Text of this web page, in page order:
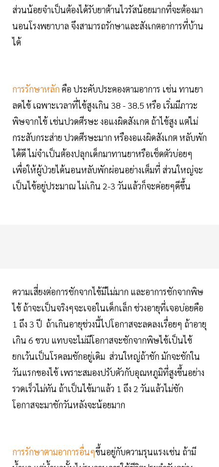
ส่วนน้อยจำเป็นต้องได้รับยาต้านไวรัสน้อยมากที่จะต้องมา
นอนโรงพยาบาล จึงสามารถรักษาและสังเกตอาการที่บ้าน
ได้
การรักษาหลัก คือ ประคับประคองตามอาการ เช่น ทานยา
ลดไข้ เฉพาะเวลาที่ไข้สูงเกิน 38 - 38.5 หรือ เริ่มมีภาวะ
พิษจากไข้ เช่นปวดศีรษะ งอแงผิดสังเกต ถ้าไข้สูง แต่ไม่
กระสับกระส่าย ปวดศีรษะมาก หรืองอแงผิดสังเกต หลับพัก
ได้ดี ไม่จำเป็นต้องปลุกเด็กมาทานยาหรือเช็ดตัวบ่อยๆ
เพื่อให้ผู้ป่วยได้นอนหลับพักผ่อนอย่างเต็มที่ ส่วนใหญ่จะ
เป็นไข้อยู่ประมาณ ไม่เกิน 2-3 วันแล้วก็จะค่อยๆดีขึ้น
ความเสี่ยงต่อการชักจากไข้มีไม่มาก และอาการชักจากพิษ
ไข้ ถ้าจะเป็นจริงๆจะเจอในเด็กเล็ก ช่วงอายุที่เจอบ่อยคือ
1 ถึง 3 ปี ถ้าเกินอายุช่วงนี้ไปโอกาสจะลดลงเรื่อยๆ ถ้าอายุ
เกิน 6 ขวบ แทบจะไม่มีโอกาสจะชักจากพิษไข้เป็นไข้
ยกเว้นเป็นโรคลมชักอยู่เดิม ส่วนใหญ่ถ้าชัก มักจะชักใน
วันแรกของไข้ เพราะสมองปรับตัวกับอุณหภูมิที่สูงขึ้นอย่าง
รวดเร็วไม่ทัน ถ้าเป็นไข้มาแล้ว 1 ถึง 2 วันแล้วไม่ชัก
โอกาสจะมาชักวันหลังจะน้อยมาก
การรักษาตามอาการอื่นๆขึ้นอยู่กับความรุนแรงเช่น ถ้ามี